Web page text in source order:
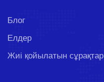
Блог
Елдер
Жиі қойылатын сұрақтар